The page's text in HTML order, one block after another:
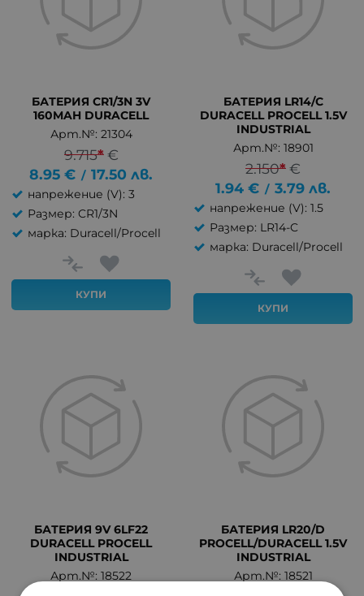
БАТЕРИЯ CR1/3N 3V
160MAH DURACELL
Арт.№: 21304
9.715* €
8.95 € / 17.50 лв.
напрежение (V): 3
Размер: CR1/3N
марка: Duracell/Procell
КУПИ
БАТЕРИЯ LR14/C
DURACELL PROCELL 1.5V
INDUSTRIAL
Арт.№: 18901
2.150*€
1.94 € / 3.79 лв.
напрежение (V): 1.5
Размер: LR14-C
марка: Duracell/Procell
КУПИ
БАТЕРИЯ 9V 6LF22
DURACELL PROCELL
INDUSTRIAL
Арт.№: 18522
БАТЕРИЯ LR20/D
PROCELL/DURACELL 1.5V
INDUSTRIAL
Арт.№: 18521